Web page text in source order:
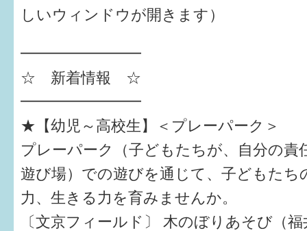
しいウィンドウが開きます）
━━━━━━━━
☆ 新着情報 ☆
━━━━━━━━
★【幼児～高校生】＜プレーパーク＞
プレーパーク（子どもたちが、自分の責
遊び場）での遊びを通じて、子どもたち
力、生きる力を育みませんか。
〔文京フィールド〕 木のぼりあそび（
パパもママも子育て
ソーシャルメディア
すまいるサポート行事案内